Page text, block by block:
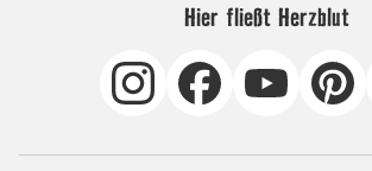
Hier fließt Herzblut